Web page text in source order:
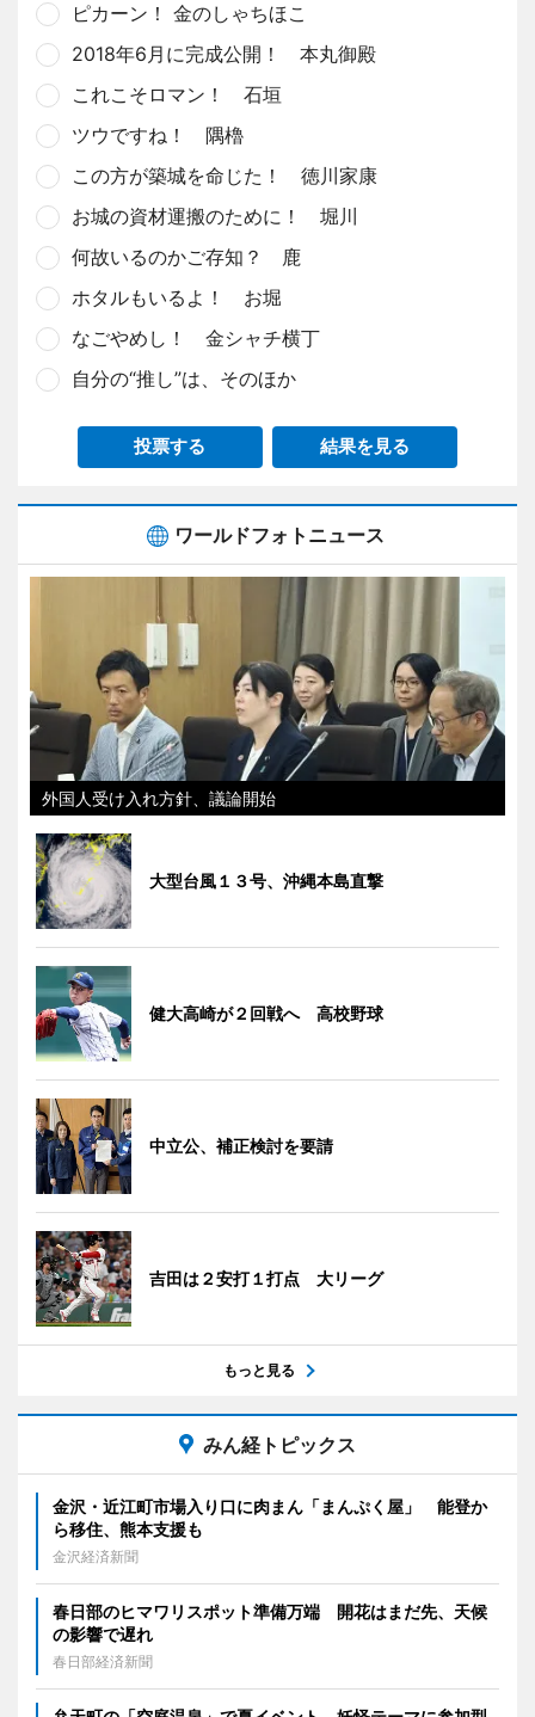
ピカーン！ 金のしゃちほこ
2018年6月に完成公開！ 本丸御殿
これこそロマン！ 石垣
ツウですね！ 隅櫓
この方が築城を命じた！ 徳川家康
お城の資材運搬のために！ 堀川
何故いるのかご存知？ 鹿
ホタルもいるよ！ お堀
なごやめし！ 金シャチ横丁
自分の“推し”は、そのほか
投票する 結果を見る
ワールドフォトニュース
外国人受け入れ方針、議論開始
大型台風１３号、沖縄本島直撃
健大高崎が２回戦へ 高校野球
中立公、補正検討を要請
吉田は２安打１打点 大リーグ
もっと見る
みん経トピックス
金沢・近江町市場入り口に肉まん「まんぷく屋」 能登か
ら移住、熊本支援も
金沢経済新聞
春日部のヒマワリスポット準備万端 開花はまだ先、天候
の影響で遅れ
春日部経済新聞